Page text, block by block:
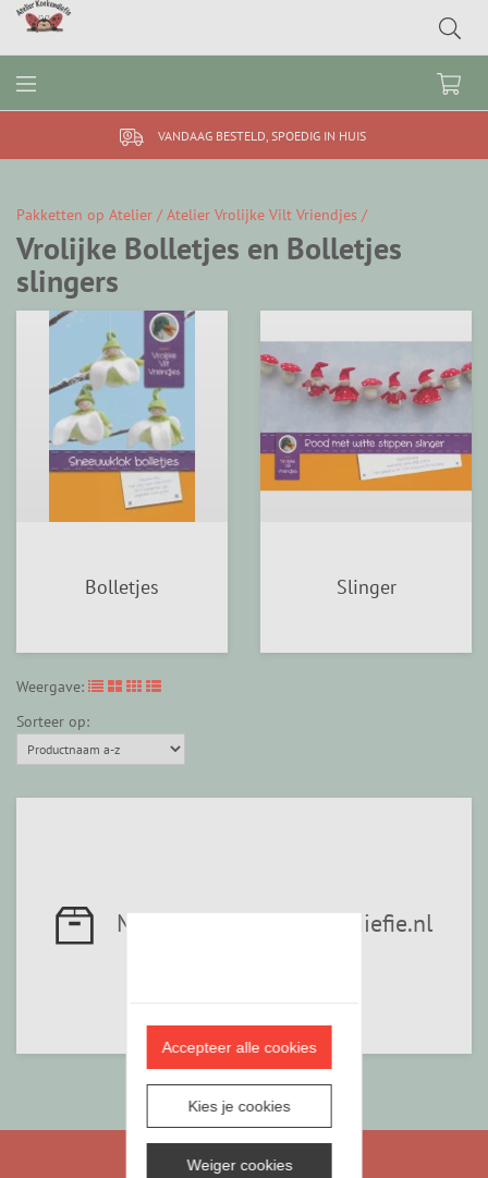
VANDAAG BESTELD, SPOEDIG IN HUIS
Pakketten op Atelier /Atelier Vrolijke Vilt Vriendjes /
Vrolijke Bolletjes en Bolletjes
slingers
Bolletjes Slinger
Weergave:
Sorteer op:
Mail mij: info@koekendiefie.nl
Accepteer alle cookies
Kies je cookies
Weiger cookies